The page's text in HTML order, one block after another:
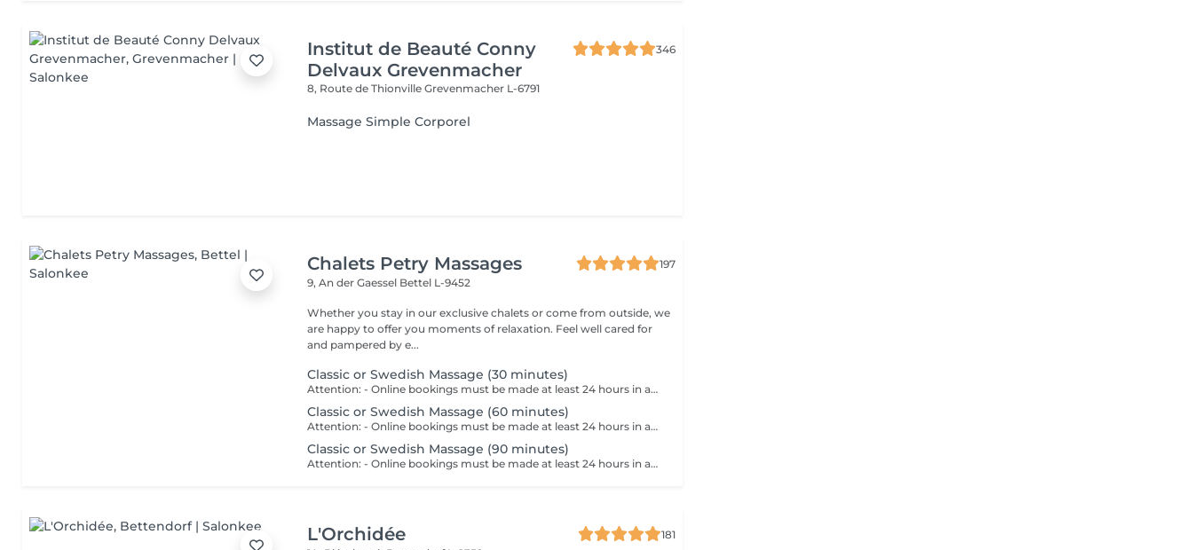
Institut de Beauté Conny
Delvaux Grevenmacher
346
8, Route de ThionvilleGrevenmacher L-6791
Massage Simple Corporel
Chalets Petry Massages
197
9, An der Gaessel Bettel L-9452
Whether you stay in our exclusive chalets or come from outside, we
are happy to offer you moments of relaxation. Feel well cared for
and pampered by e...
Classic or Swedish Massage (30 minutes)
Attention: - Online bookings must be made at least 24 hours in advance. - If you would like to book a massage at short notice (less than 24 hours in advance), please call +49 173 390 20 62. - If you have to cancel the massage, we kindly ask you to do so at least 24 hours in advance, otherwise we will have to charge 70% of the price of the massage. - Employees and times can be adjusted if necessary, after consultation with you. The classic or Swedish massage is probably the best known and also the most common form of massage. It primarily serves as a prophylaxis against tension and hardening of the musculature. The massage has a circulation-promoting, vitalising and regenerating effect.
Classic or Swedish Massage (60 minutes)
Attention: - Online bookings must be made at least 24 hours in advance. - If you would like to book a massage at short notice (less than 24 hours in advance), please call +49 173 390 20 62. - If you have to cancel the massage, we kindly ask you to do so at least 24 hours in advance, otherwise we will have to charge 70% of the price of the massage. - Employees and times can be adjusted if necessary, after consultation with you. The classic or Swedish massage is probably the best known and also the most common form of massage. It primarily serves as a prophylaxis against tension and hardening of the musculature. The massage has a circulation-promoting, vitalising and regenerating effect.
Classic or Swedish Massage (90 minutes)
Attention: - Online bookings must be made at least 24 hours in advance. - If you would like to book a massage at short notice (less than 24 hours in advance), please call +49 173 390 20 62. - If you have to cancel the massage, we kindly ask you to do so at least 24 hours in advance, otherwise we will have to charge 70% of the price of the massage. - Employees and times can be adjusted if necessary, after consultation with you. The classic or Swedish massage is probably the best known and also the most common form of massage. It primarily serves as a prophylaxis against tension and hardening of the musculature. The massage has a circulation-promoting, vitalising and regenerating effect.
L'Orchidée
181